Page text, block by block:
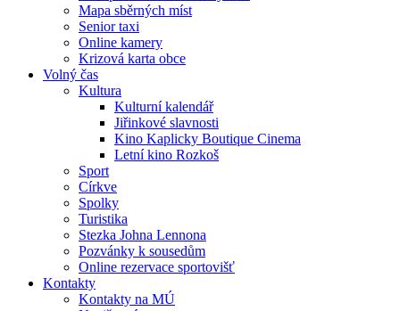
Mapa sběrných míst
Senior taxi
Online kamery
Krizová karta obce
Volný čas
Kultura
Kulturní kalendář
Jiřinkové slavnosti
Kino Kaplicky Boutique Cinema
Letní kino Rozkoš
Sport
Církve
Spolky
Turistika
Stezka Johna Lennona
Pozvánky k sousedům
Online rezervace sportovišť
Kontakty
Kontakty na MÚ